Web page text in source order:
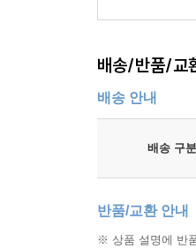
배송/반품/교
배송 안내
배송 구분
반품/교환 안내
※ 상품 설명에 반